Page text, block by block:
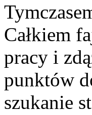
Całkiem
pracy i
punktów
szukanie